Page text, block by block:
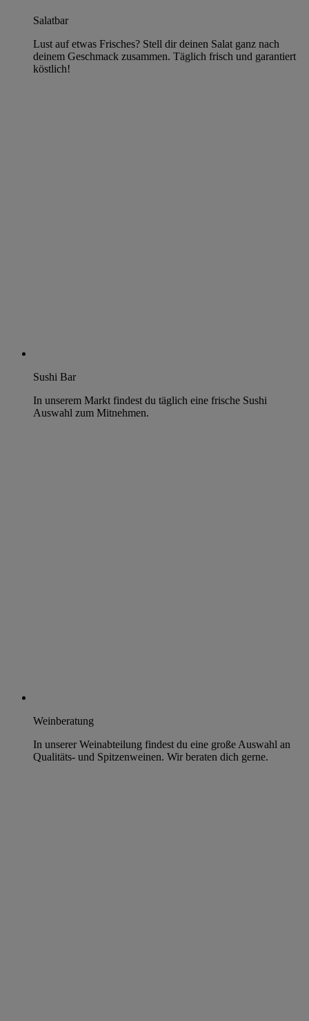
Salatbar
Lust auf etwas Frisches? Stell dir deinen Salat ganz nach
deinem Geschmack zusammen. Täglich frisch und garantiert
köstlich!
Sushi Bar
In unserem Markt findest du täglich eine frische Sushi
Auswahl zum Mitnehmen.
Weinberatung
In unserer Weinabteilung findest du eine große Auswahl an
Qualitäts- und Spitzenweinen. Wir beraten dich gerne.